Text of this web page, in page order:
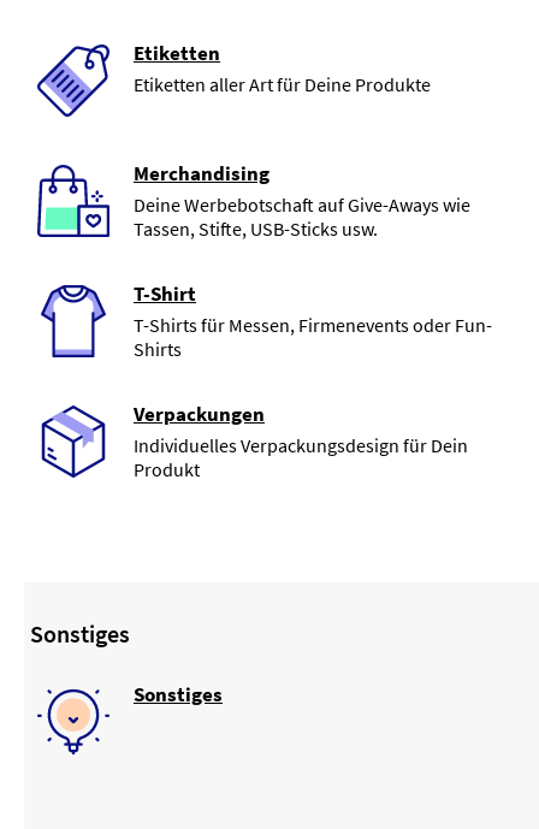
Etiketten
Etiketten aller Art für Deine Produkte
Merchandising
Deine Werbebotschaft auf Give-Aways wie
Tassen, Stifte, USB-Sticks usw.
T-Shirt
T-Shirts für Messen, Firmenevents oder Fun-
Shirts
Verpackungen
Individuelles Verpackungsdesign für Dein
Produkt
Sonstiges
Sonstiges